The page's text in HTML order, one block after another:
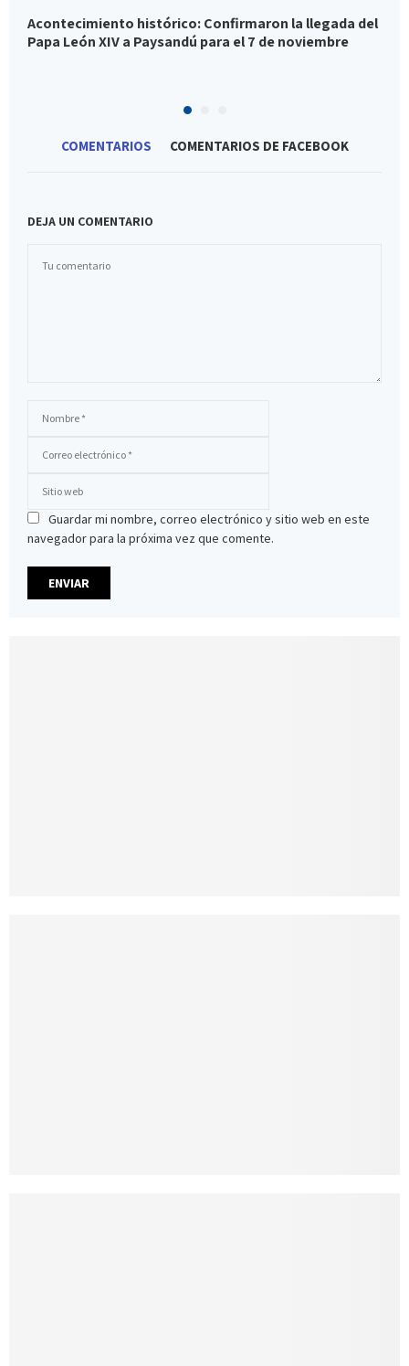
Acontecimiento histórico: Confirmaron la llegada del
Papa León XIV a Paysandú para el 7 de noviembre
COMENTARIOS COMENTARIOS DE FACEBOOK
DEJA UN COMENTARIO
Guardar mi nombre, correo electrónico y sitio web en este
navegador para la próxima vez que comente.